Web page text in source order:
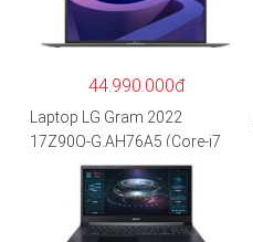
44.990.000đ
Laptop LG Gram 2022
17Z90Q-G.AH76A5 (Core-i7
1260P/16GB/512GB/17″
WQXGA/Win 11/Xám)